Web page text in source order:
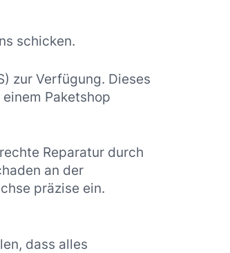
schicken.
zur Verfügung. Dieses
Paketshop
Reparatur durch
an der
präzise ein.
dass alles